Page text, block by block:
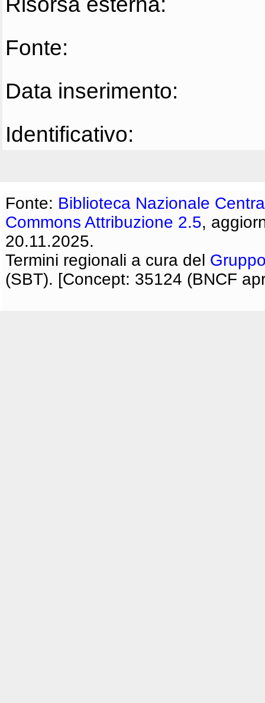
Fonte:
Data inserimento:
Identificativo:
Fonte: Biblioteca Nazionale
Commons Attribuzione 2.5,
20.11.2025.
Termini regionali a cura del
(SBT). [Concept: 35124 (BNCF